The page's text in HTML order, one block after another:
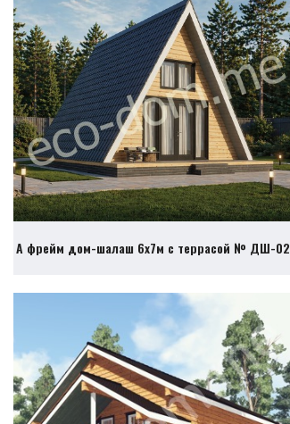
А фрейм дом-шалаш 6х7м с террасой № ДШ-02